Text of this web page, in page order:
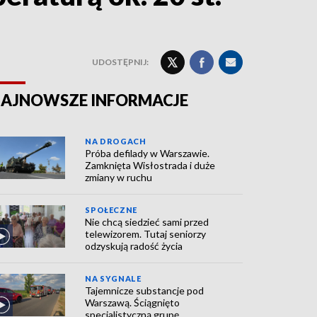
UDOSTĘPNIJ:
INFORMACJE
NA DROGACH
Próba defilady w Warszawie.
Zamknięta Wisłostrada i duże
zmiany w ruchu
SPOŁECZNE
Nie chcą siedzieć sami przed
telewizorem. Tutaj seniorzy
odzyskują radość życia
NA SYGNALE
Tajemnicze substancje pod
Warszawą. Ściągnięto
specjalistyczną grupę